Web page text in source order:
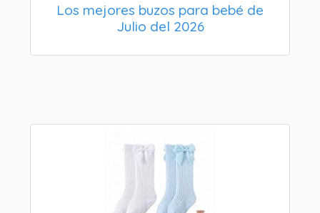
Los mejores buzos para bebé de
Julio del 2026